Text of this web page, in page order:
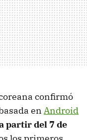
confirmó
en Android
partir del 7 de